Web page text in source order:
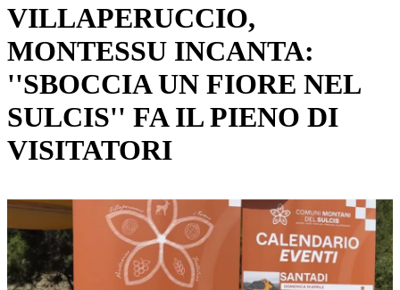
VILLAPERUCCIO,
MONTESSU INCANTA:
''SBOCCIA UN FIORE NEL
SULCIS'' FA IL PIENO DI
VISITATORI